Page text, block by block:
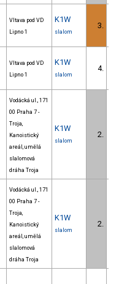
Vltava pod VD
Lipno 1
K1W
slalom
3.
Vltava pod VD
Lipno 1
K1W
slalom
4.
Vodácká ul., 171
00 Praha 7 -
Troja,
Kanoistický
areál, umělá
slalomová
dráha Troja
K1W
slalom
2.
Vodácká ul., 171
00 Praha 7 -
Troja,
Kanoistický
areál, umělá
slalomová
dráha Troja
K1W
slalom
2.